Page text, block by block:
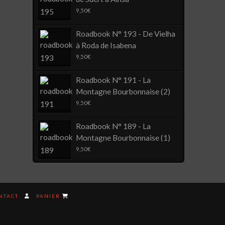
9,50€
Roadbook N° 193 - De Vielha
à Roda de Isabena
9,50€
Roadbook N° 191 - La
Montagne Bourbonnaise (2)
9,50€
Roadbook N° 189 - La
Montagne Bourbonnaise (1)
9,50€
PANIER